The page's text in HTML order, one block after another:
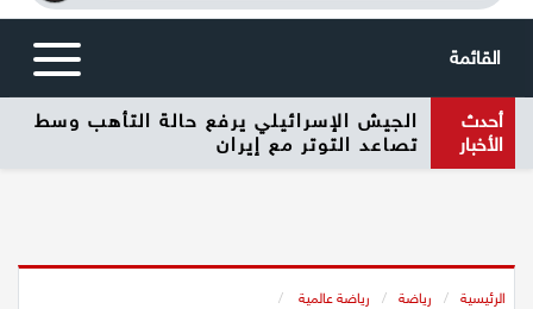
القائمة
أخبار محلية
أحدث
الأخبار
الجيش الإسرائيلي يرفع حالة التأهب وسط
تصاعد التوتر مع إيران
الرئيسية / رياضة / رياضة عالمية
/